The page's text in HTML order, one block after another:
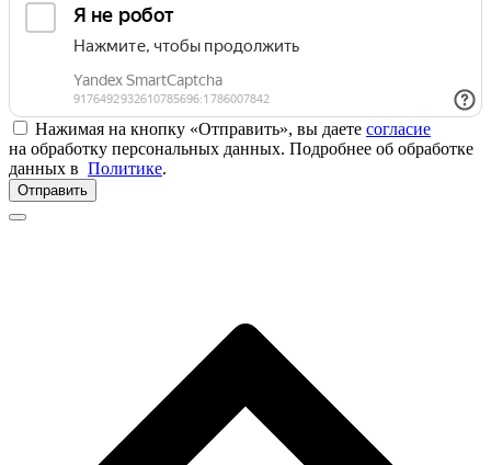
Нажимая на кнопку «Отправить», вы даете согласие
на обработку персональных данных. Подробнее об обработке
данных в Политике.
Отправить